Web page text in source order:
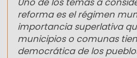
reforma es el régimen
importancia superlativa
municipios o comunas
democrática de los